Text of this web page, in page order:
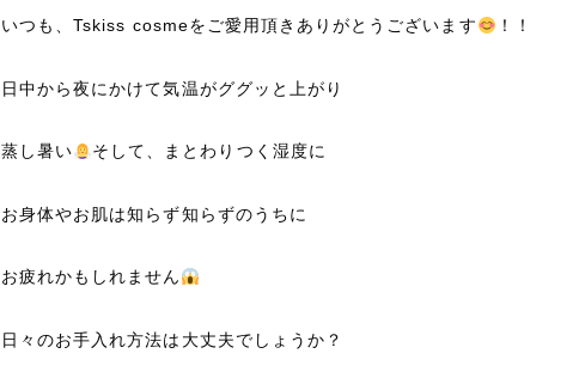
いつも、Tskiss cosmeをご愛用頂きありがとうございます ！！
日中から夜にかけて気温がググッと上がり
蒸し暑い そして、まとわりつく湿度に
お身体やお肌は知らず知らずのうちに
お疲れかもしれません
日々のお手入れ方法は大丈夫でしょうか？